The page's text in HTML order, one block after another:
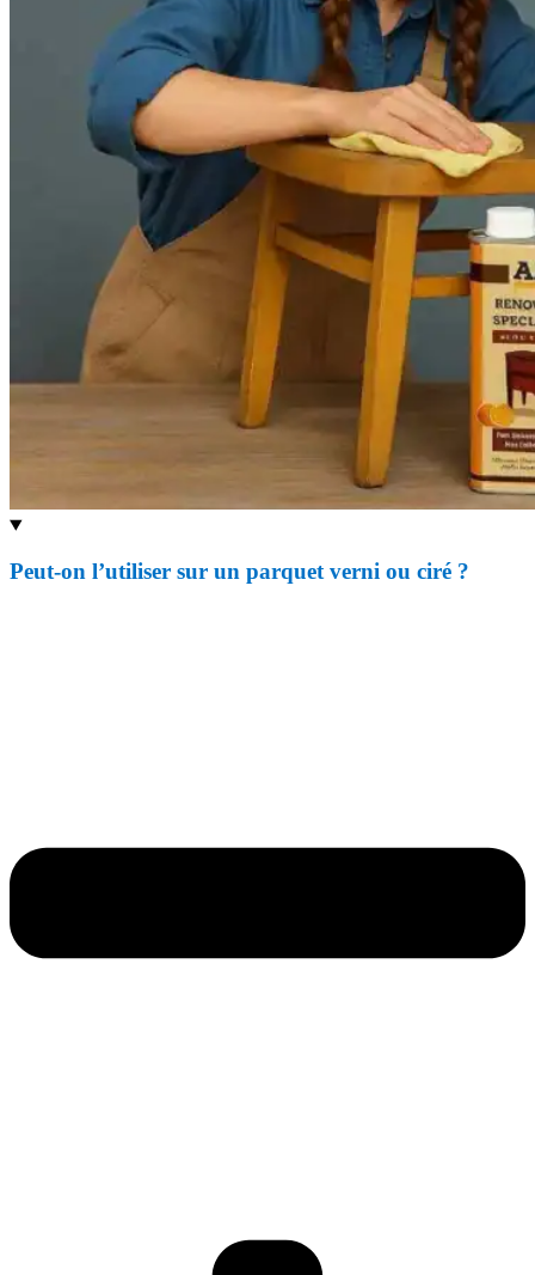
Peut-on l’utiliser sur un parquet verni ou ciré ?